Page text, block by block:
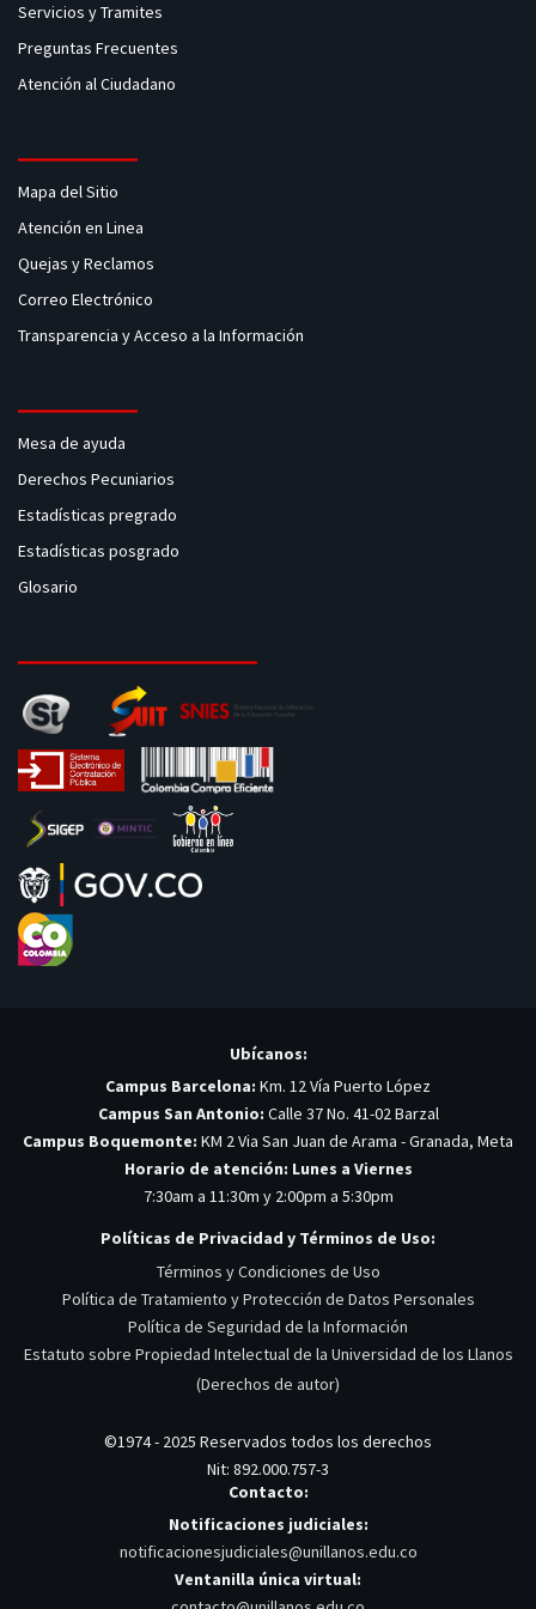
Servicios y Tramites
Preguntas Frecuentes
Atención al Ciudadano
Mapa del Sitio
Atención en Linea
Quejas y Reclamos
Correo Electrónico
Transparencia y Acceso a la Información
Mesa de ayuda
Derechos Pecuniarios
Estadísticas pregrado
Estadísticas posgrado
Glosario
Ubícanos:
Campus Barcelona: Km. 12 Vía Puerto López
Campus San Antonio: Calle 37 No. 41-02 Barzal
Campus Boquemonte: KM 2 Via San Juan de Arama - Granada, Meta
Horario de atención: Lunes a Viernes
7:30am a 11:30m y 2:00pm a 5:30pm
Políticas de Privacidad y Términos de Uso:
Términos y Condiciones de Uso
Política de Tratamiento y Protección de Datos Personales
Política de Seguridad de la Información
Estatuto sobre Propiedad Intelectual de la Universidad de los Llanos
(Derechos de autor)
©1974 - 2025 Reservados todos los derechos
Nit: 892.000.757-3
Contacto:
Notificaciones judiciales:
notificacionesjudiciales@unillanos.edu.co
Ventanilla única virtual: